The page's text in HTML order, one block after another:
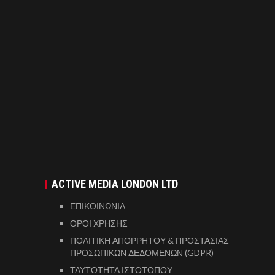
ACTIVE MEDIA LONDON LTD
ΕΠΙΚΟΙΝΩΝΙΑ
ΟΡΟΙ ΧΡΗΣΗΣ
ΠΟΛΙΤΙΚΗ ΑΠΟΡΡΗΤΟΥ & ΠΡΟΣΤΑΣΙΑΣ
ΠΡΟΣΩΠΙΚΩΝ ΔΕΔΟΜΕΝΩΝ (GDPR)
ΤΑΥΤΟΤΗΤΑ ΙΣΤΟΤΟΠΟΥ